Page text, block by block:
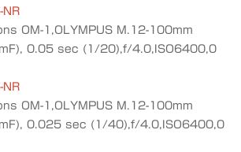
OM-1,OLYMPUS M.12-100mm
0.05 sec (1/20),f/4.0,ISO6400,0
OM-1,OLYMPUS M.12-100mm
0.025 sec (1/40),f/4.0,ISO6400,0